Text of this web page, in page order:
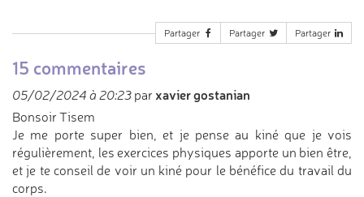
Partager Partager Partager
15 commentaires
05/02/2024 à 20:23 par xavier gostanian
Bonsoir Tisem
Je me porte super bien, et je pense au kiné que je vois
régulièrement, les exercices physiques apporte un bien être,
et je te conseil de voir un kiné pour le bénéfice du travail du
corps.